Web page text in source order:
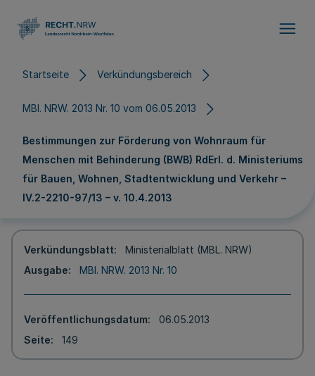
Startseite Verkündungsbereich
MBl. NRW. 2013 Nr. 10 vom 06.05.2013
Bestimmungen zur Förderung von Wohnraum für
Menschen mit Behinderung (BWB) RdErl. d. Ministeriums
für Bauen, Wohnen, Stadtentwicklung und Verkehr –
IV.2-2210-97/13 – v. 10.4.2013
Verkündungsblatt
Ministerialblatt (MBL. NRW)
Ausgabe
MBl. NRW. 2013 Nr. 10
Veröffentlichungsdatum
06.05.2013
Seite
149